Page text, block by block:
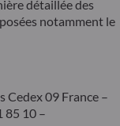
détaillée des
notamment le
Cedex 09 France –
85 10 –